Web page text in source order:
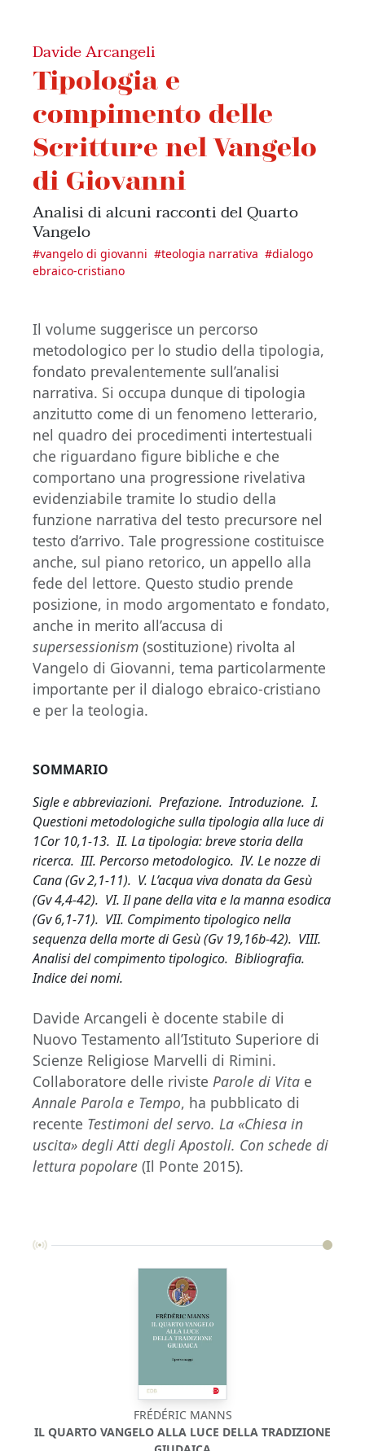
Davide Arcangeli
Tipologia e
compimento delle
Scritture nel Vangelo
di Giovanni
Analisi di alcuni racconti del Quarto
Vangelo
#vangelo di giovanni #teologia narrativa #dialogo
ebraico-cristiano
Il volume suggerisce un percorso
metodologico per lo studio della tipologia,
fondato prevalentemente sull’analisi
narrativa. Si occupa dunque di tipologia
anzitutto come di un fenomeno letterario,
nel quadro dei procedimenti intertestuali
che riguardano figure bibliche e che
comportano una progressione rivelativa
evidenziabile tramite lo studio della
funzione narrativa del testo precursore nel
testo d’arrivo. Tale progressione costituisce
anche, sul piano retorico, un appello alla
fede del lettore. Questo studio prende
posizione, in modo argomentato e fondato,
anche in merito all’accusa di
supersessionism (sostituzione) rivolta al
Vangelo di Giovanni, tema particolarmente
importante per il dialogo ebraico-cristiano
e per la teologia.
SOMMARIO
Sigle e abbreviazioni. Prefazione. Introduzione. I.
Questioni metodologiche sulla tipologia alla luce di
1Cor 10,1-13. II. La tipologia: breve storia della
ricerca. III. Percorso metodologico. IV. Le nozze di
Cana (Gv 2,1-11). V. L’acqua viva donata da Gesù
(Gv 4,4-42). VI. Il pane della vita e la manna esodica
(Gv 6,1-71). VII. Compimento tipologico nella
sequenza della morte di Gesù (Gv 19,16b-42). VIII.
Analisi del compimento tipologico. Bibliografia.
Indice dei nomi.
Davide Arcangeli è docente stabile di
Nuovo Testamento all’Istituto Superiore di
Scienze Religiose Marvelli di Rimini.
Collaboratore delle riviste Parole di Vita e
Annale Parola e Tempo, ha pubblicato di
recente Testimoni del servo. La «Chiesa in
uscita» degli Atti degli Apostoli. Con schede di
lettura popolare (Il Ponte 2015).
FRÉDÉRIC MANNS
IL QUARTO VANGELO ALLA LUCE DELLA TRADIZIONE